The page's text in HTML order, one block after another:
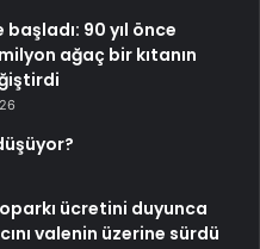
90 yıl önce
ağaç bir kıtanın
ücretini duyunca
valenin üzerine sürdü